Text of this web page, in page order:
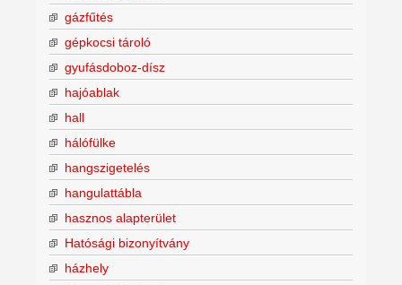
gázfűtés
gépkocsi tároló
gyufásdoboz-dísz
hajóablak
hall
hálófülke
hangszigetelés
hangulattábla
hasznos alapterület
Hatósági bizonyítvány
házhely